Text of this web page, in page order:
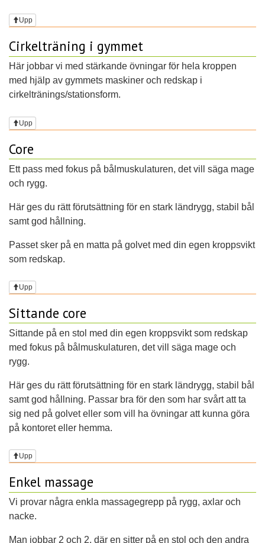
Upp
Cirkelträning i gymmet
Här jobbar vi med stärkande övningar för hela kroppen
med hjälp av gymmets maskiner och redskap i
cirkeltränings/stationsform.
Upp
Core
Ett pass med fokus på bålmuskulaturen, det vill säga mage
och rygg.
Här ges du rätt förutsättning för en stark ländrygg, stabil bål
samt god hållning.
Passet sker på en matta på golvet med din egen kroppsvikt
som redskap.
Upp
Sittande core
Sittande på en stol med din egen kroppsvikt som redskap
med fokus på bålmuskulaturen, det vill säga mage och
rygg.
Här ges du rätt förutsättning för en stark ländrygg, stabil bål
samt god hållning. Passar bra för den som har svårt att ta
sig ned på golvet eller som vill ha övningar att kunna göra
på kontoret eller hemma.
Upp
Enkel massage
Vi provar några enkla massagegrepp på rygg, axlar och
nacke.
Man jobbar 2 och 2, där en sitter på en stol och den andra